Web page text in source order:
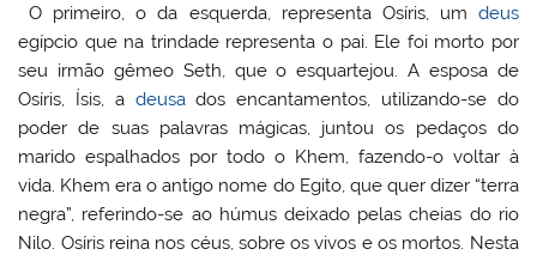
O primeiro, o da esquerda, representa Osíris, um deus
egípcio que na trindade representa o pai. Ele foi morto por
seu irmão gêmeo Seth, que o esquartejou. A esposa de
Osíris, Ísis, a deusados encantamentos, utilizando-se do
poder de suas palavras mágicas, juntou os pedaços do
marido espalhados por todo o Khem, fazendo-o voltar à
vida. Khem era o antigo nome do Egito, que quer dizer “terra
negra”, referindo-se ao húmus deixado pelas cheias do rio
Nilo. Osíris reina nos céus, sobre os vivos e os mortos. Nesta